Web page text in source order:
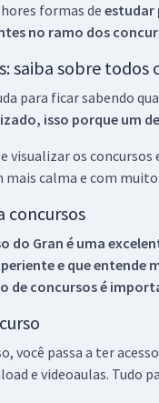
formas deestudar
no ramo dos
saiba sobre todos
para ficar sabendo
isso porque um
visualizar os
calma e com
concursos
do Gran é uma
e que entende
de concursos é
você passa a ter
e videoaulas. Tudo